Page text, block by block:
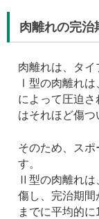
肉離れの完治
肉離れは、タ
Ⅰ型の肉離れは
によって圧迫
はそれほど傷つ
そのため、スポ
す。
Ⅱ型の肉離れは
傷し、完治期間
までに平均的